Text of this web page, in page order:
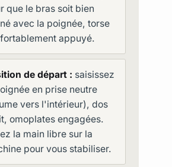
que le bras soit bien
avec la poignée, torse
appuyé.
de départ : saisissez
en prise neutre
vers l'intérieur), dos
omoplates engagées.
la main libre sur la
pour vous stabiliser.